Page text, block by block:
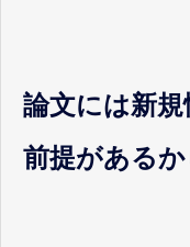
論文には新
前提があるか